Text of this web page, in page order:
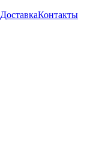
ДоставкаКонтакты